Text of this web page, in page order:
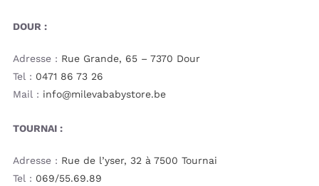
DOUR :
Adresse : Rue Grande, 65 – 7370 Dour
Tel : 0471 86 73 26
Mail : info@milevababystore.be
TOURNAI :
Adresse : Rue de l’yser, 32 à 7500 Tournai
Tel : 069/55.69.89